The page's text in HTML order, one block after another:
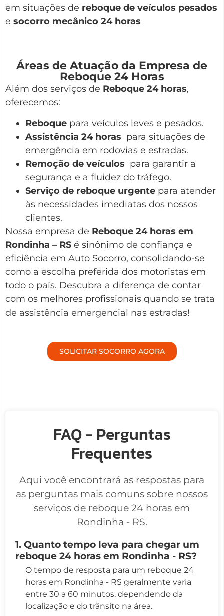
em situações de reboque de veículos pesados
e socorro mecânico 24 horas
Áreas de Atuação da Empresa de
Reboque 24 Horas
Além dos serviços de Reboque 24 horas,
oferecemos:
Reboque para veículos leves e pesados.
Assistência 24 horas para situações de
emergência em rodovias e estradas.
Remoção de veículos para garantir a
segurança e a fluidez do tráfego.
Serviço de reboque urgente para atender
às necessidades imediatas dos nossos
clientes.
Nossa empresa de Reboque 24 horas em
Rondinha – RS é sinônimo de confiança e
eficiência em Auto Socorro, consolidando-se
como a escolha preferida dos motoristas em
todo o país. Descubra a diferença de contar
com os melhores profissionais quando se trata
de assistência emergencial nas estradas!
SOLICITAR SOCORRO AGORA
FAQ - Perguntas
Frequentes
Aqui você encontrará as respostas para
as perguntas mais comuns sobre nossos
serviços de reboque 24 horas em
Rondinha - RS.
1. Quanto tempo leva para chegar um
reboque 24 horas em Rondinha - RS?
O tempo de resposta para um reboque 24
horas em Rondinha - RS geralmente varia
entre 30 a 60 minutos, dependendo da
localização e do trânsito na área.